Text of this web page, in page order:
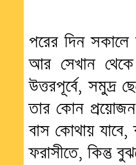
পরের দিন সকালে
আর সেখান
উত্তরপূর্বে, সমুদ্র
তার কোন
বাস কোথায়
ফরাসীতে, কিন্তু